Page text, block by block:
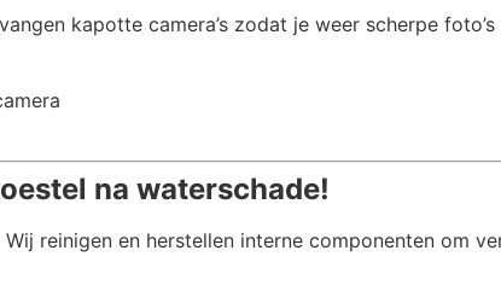
kapotte camera’s zodat je weer scherpe
na waterschade!
reinigen en herstellen interne componenten om